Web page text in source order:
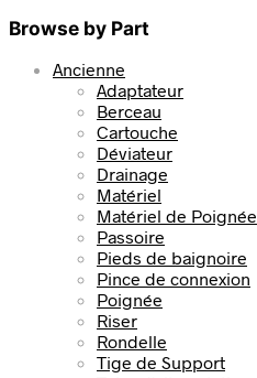
Browse by Part
Ancienne
Adaptateur
Berceau
Cartouche
Déviateur
Drainage
Matériel
Matériel de Poignée
Passoire
Pieds de baignoire
Pince de connexion
Poignée
Riser
Rondelle
Tige de Support